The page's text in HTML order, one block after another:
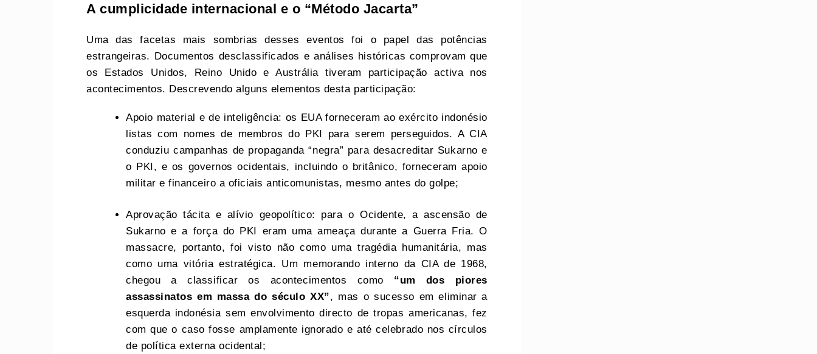
A cumplicidade internacional e o “Método Jacarta”
Uma das facetas mais sombrias desses eventos foi o papel das potências
estrangeiras. Documentos desclassificados e análises históricas comprovam que
os Estados Unidos, Reino Unido e Austrália tiveram participação activa nos
acontecimentos. Descrevendo alguns elementos desta participação:
Apoio material e de inteligência: os EUA forneceram ao exército indonésio
listas com nomes de membros do PKI para serem perseguidos. A CIA
conduziu campanhas de propaganda “negra” para desacreditar Sukarno e
o PKI, e os governos ocidentais, incluindo o britânico, forneceram apoio
militar e financeiro a oficiais anticomunistas, mesmo antes do golpe;
Aprovação tácita e alívio geopolítico: para o Ocidente, a ascensão de
Sukarno e a força do PKI eram uma ameaça durante a Guerra Fria. O
massacre, portanto, foi visto não como uma tragédia humanitária, mas
como uma vitória estratégica. Um memorando interno da CIA de 1968,
chegou a classificar os acontecimentos como “um dos piores
assassinatos em massa do século XX”, mas o sucesso em eliminar a
esquerda indonésia sem envolvimento directo de tropas americanas, fez
com que o caso fosse amplamente ignorado e até celebrado nos círculos
de política externa ocidental;